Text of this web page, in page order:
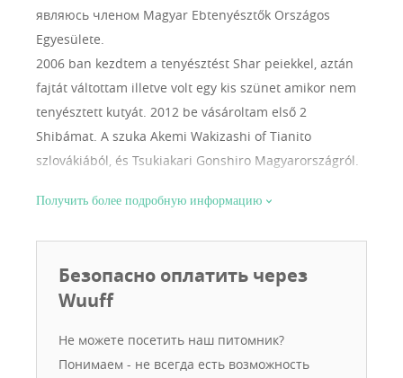
являюсь членом Magyar Ebtenyésztők Országos
Egyesülete.
2006 ban kezdtem a tenyésztést Shar peiekkel, aztán
fajtát váltottam illetve volt egy kis szünet amikor nem
tenyésztett kutyát. 2012 be vásároltam első 2
Shibámat. A szuka Akemi Wakizashi of Tianito
szlovákiából, és Tsukiakari Gonshiro Magyarországról.
kölyök felnevelése ápolás, viselkedés.
Получить более подробную информацию
Безопасно оплатить через
Wuuff
Не можете посетить наш питомник?
Понимаем - не всегда есть возможность